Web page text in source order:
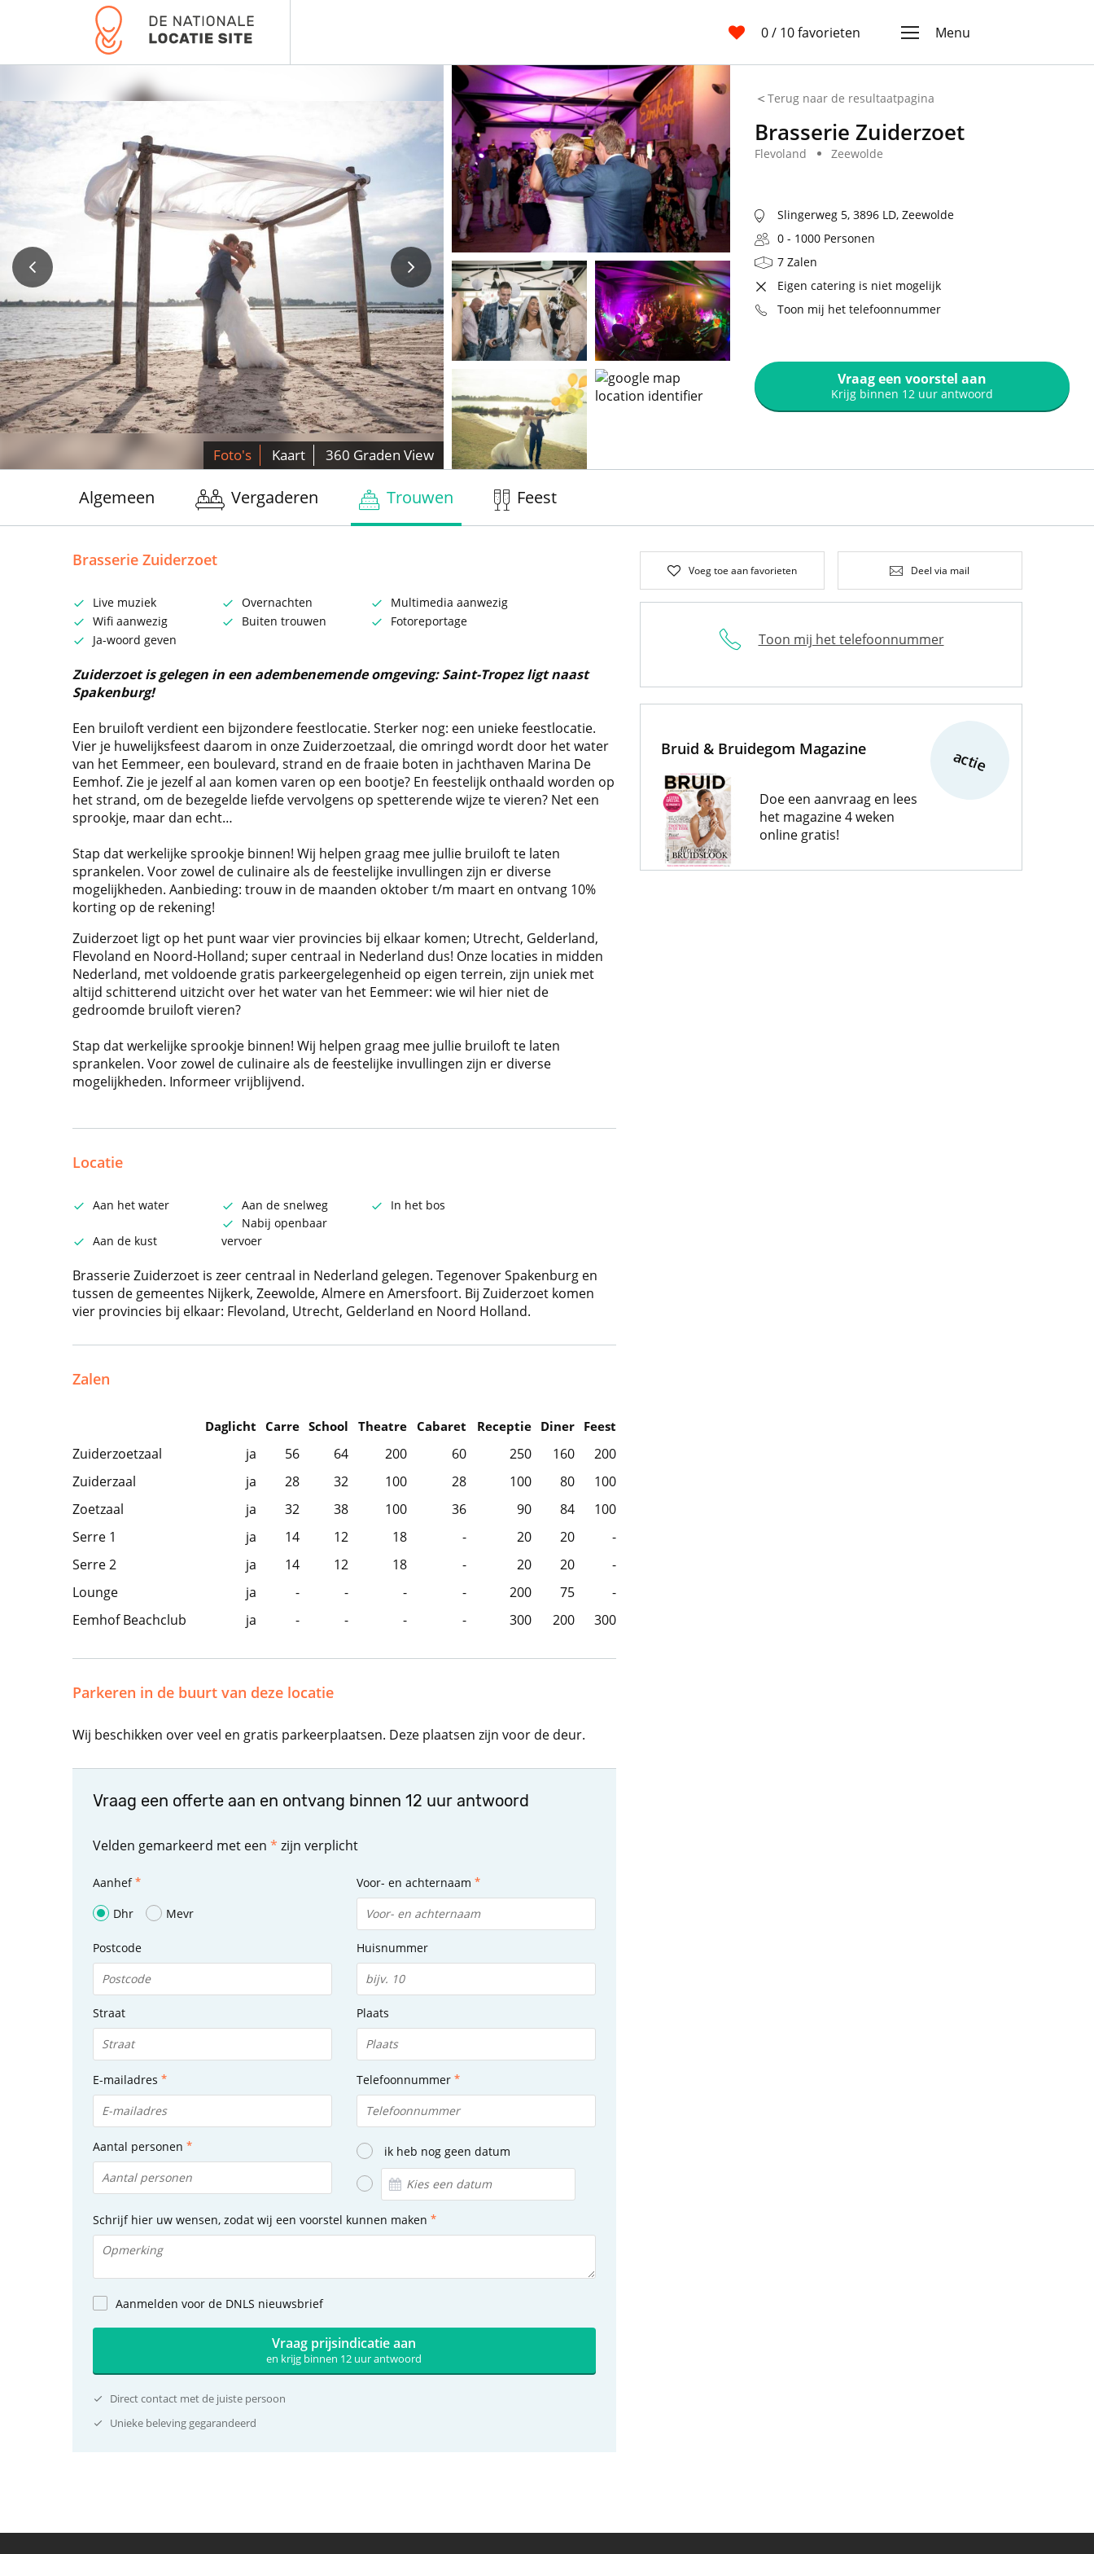
0/ 10 favorieten Menu
Foto's Kaart 360 Graden View
Terug naar de resultaatpagina
Brasserie Zuiderzoet
Flevoland Zeewolde
Slingerweg 5, 3896 LD, Zeewolde
0 - 1000 Personen
7 Zalen
Eigen catering is niet mogelijk
Toon mij het telefoonnummer
Vraag een voorstel aan
Krijg binnen 12 uur antwoord
Algemeen Vergaderen Trouwen Feest
Brasserie Zuiderzoet
Live muziek Overnachten
Multimedia aanwezig
Wifi aanwezig
Buiten trouwen
Fotoreportage
Ja-woord geven
Zuiderzoet is gelegen in een adembenemende omgeving: Saint-Tropez ligt naast
Spakenburg!
Een bruiloft verdient een bijzondere feestlocatie. Sterker nog: een unieke feestlocatie.
Vier je huwelijksfeest daarom in onze Zuiderzoetzaal, die omringd wordt door het water
van het Eemmeer, een boulevard, strand en de fraaie boten in jachthaven Marina De
Eemhof. Zie je jezelf al aan komen varen op een bootje? En feestelijk onthaald worden op
het strand, om de bezegelde liefde vervolgens op spetterende wijze te vieren? Net een
sprookje, maar dan echt…
Stap dat werkelijke sprookje binnen! Wij helpen graag mee jullie bruiloft te laten
sprankelen. Voor zowel de culinaire als de feestelijke invullingen zijn er diverse
mogelijkheden. Aanbieding: trouw in de maanden oktober t/m maart en ontvang 10%
korting op de rekening!
Zuiderzoet ligt op het punt waar vier provincies bij elkaar komen; Utrecht, Gelderland,
Flevoland en Noord-Holland; super centraal in Nederland dus! Onze locaties in midden
Nederland, met voldoende gratis parkeergelegenheid op eigen terrein, zijn uniek met
altijd schitterend uitzicht over het water van het Eemmeer: wie wil hier niet de
gedroomde bruiloft vieren?
Stap dat werkelijke sprookje binnen! Wij helpen graag mee jullie bruiloft te laten
sprankelen. Voor zowel de culinaire als de feestelijke invullingen zijn er diverse
mogelijkheden. Informeer vrijblijvend.
Locatie
Aan het water Aan de snelweg In het bos
Aan de kust
Nabij openbaar
vervoer
Brasserie Zuiderzoet is zeer centraal in Nederland gelegen. Tegenover Spakenburg en
tussen de gemeentes Nijkerk, Zeewolde, Almere en Amersfoort. Bij Zuiderzoet komen
vier provincies bij elkaar: Flevoland, Utrecht, Gelderland en Noord Holland.
Zalen
Daglicht Carre School Theatre Cabaret Receptie Diner Feest
Zuiderzoetzaal ja 56 64 200 60 250 160
200
Zuiderzaal
ja 28 32 100 28 100 80
100
Zoetzaal
ja 32 38 100 36 90 84
100
Serre 1
ja 14 12 18 - 20 20
-
Serre 2
ja 14 12 18 - 20 20
-
Lounge
ja - - - - 200 75
-
Eemhof Beachclub
ja - - - - 300 200 300
Parkeren in de buurt van deze locatie
Wij beschikken over veel en gratis parkeerplaatsen. Deze plaatsen zijn voor de deur.
Vraag een offerte aan en ontvang binnen 12 uur antwoord
Velden gemarkeerd met een * zijn verplicht
Aanhef
Dhr
Mevr
Voor- en achternaam
Postcode Huisnummer
Straat Plaats
E-mailadres Telefoonnummer
Aantal personen ik heb nog geen datum
Schrijf hier uw wensen, zodat wij een voorstel kunnen maken
Aanmelden voor de DNLS nieuwsbrief
Vraag prijsindicatie aan
en krijg binnen 12 uur antwoord
Direct contact met de juiste persoon
Unieke beleving gegarandeerd
Voeg toe aan favorieten Deel via mail
Toon mij het telefoonnummer
Bruid & Bruidegom Magazine actie
Doe een aanvraag en lees
het magazine 4 weken
online gratis!